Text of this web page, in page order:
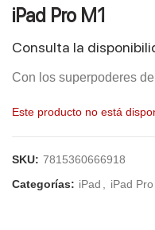
iPad Pro M1
Consulta la
Con los superpoderes
Este producto no está
SKU: 7815360666918
Categorías: iPad iPad Pro